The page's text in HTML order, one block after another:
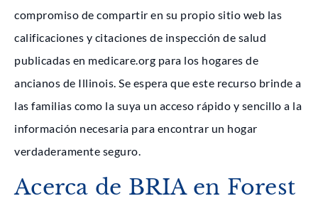
compromiso de compartir en su propio sitio web las
calificaciones y citaciones de inspección de salud
publicadas en medicare.org para los hogares de
ancianos de Illinois. Se espera que este recurso brinde a
las familias como la suya un acceso rápido y sencillo a la
información necesaria para encontrar un hogar
verdaderamente seguro.
Acerca de BRIA en Forest